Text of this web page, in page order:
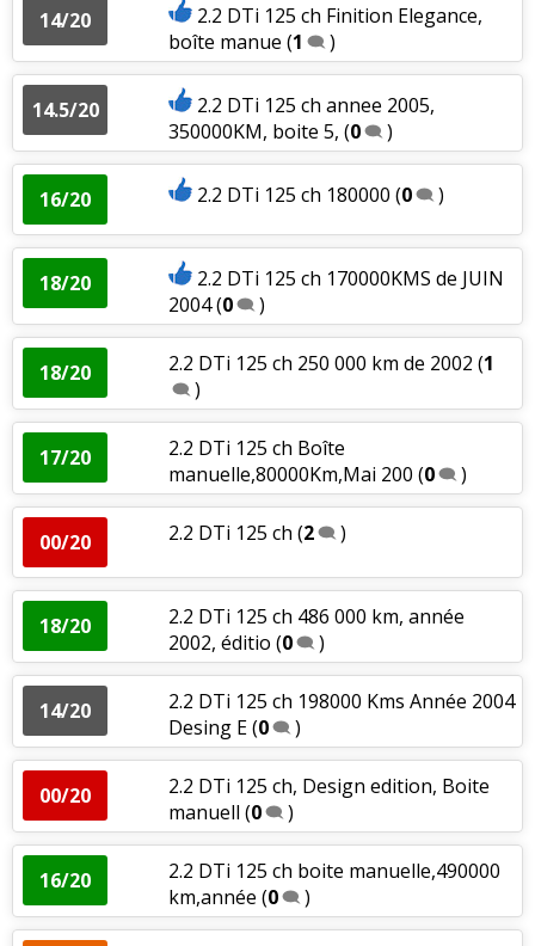
14/20
2.2 DTi 125 ch Finition Elegance,
boîte manue (1 )
14.5/20
2.2 DTi 125 ch annee 2005,
350000KM, boite 5, (0 )
16/20 2.2 DTi 125 ch 180000 (0 )
18/20
2.2 DTi 125 ch 170000KMS de JUIN
2004(0 )
18/20 2.2 DTi 125 ch 250 000 km de 2002 (1
)
17/20
2.2 DTi 125 ch Boîte
manuelle,80000Km,Mai 200 (0 )
00/20 2.2 DTi 125 ch (2 )
18/20
2.2 DTi 125 ch 486 000 km, année
2002, éditio (0 )
14/20
2.2 DTi 125 ch 198000 Kms Année 2004
Desing E(0 )
00/20
2.2 DTi 125 ch, Design edition, Boite
manuell (0 )
16/20
2.2 DTi 125 ch boite manuelle,490000
km,année (0 )